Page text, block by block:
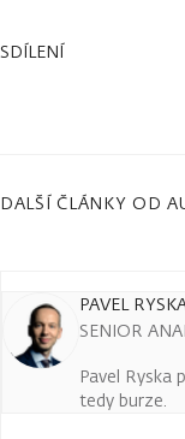
SDÍLENÍ
DALŠÍ ČLÁNKY OD
PAVEL
SENIOR
Pavel Ryska
tedy burze.